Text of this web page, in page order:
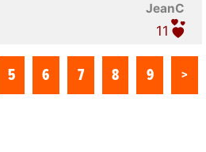
JeanC
11
5 6 7 8 9 >